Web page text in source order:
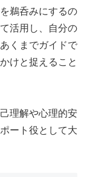
鵜呑みにするの
活用し、自分の
くまでガイドで
けと捉えること
理解や心理的安
ート役として大